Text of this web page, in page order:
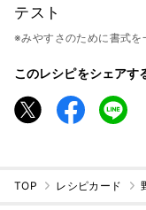
テスト
※みやすさのために書式を
このレシピをシェアす
TOP レシピカード